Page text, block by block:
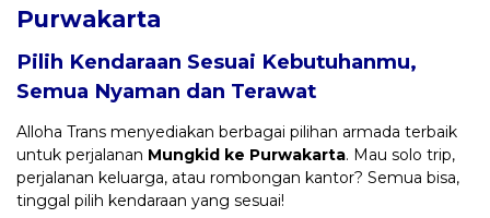
Purwakarta
Pilih Kendaraan Sesuai Kebutuhanmu,
Semua Nyaman dan Terawat
Alloha Trans menyediakan berbagai pilihan armada terbaik
untuk perjalanan Mungkid ke Purwakarta. Mau solo trip,
perjalanan keluarga, atau rombongan kantor? Semua bisa,
tinggal pilih kendaraan yang sesuai!